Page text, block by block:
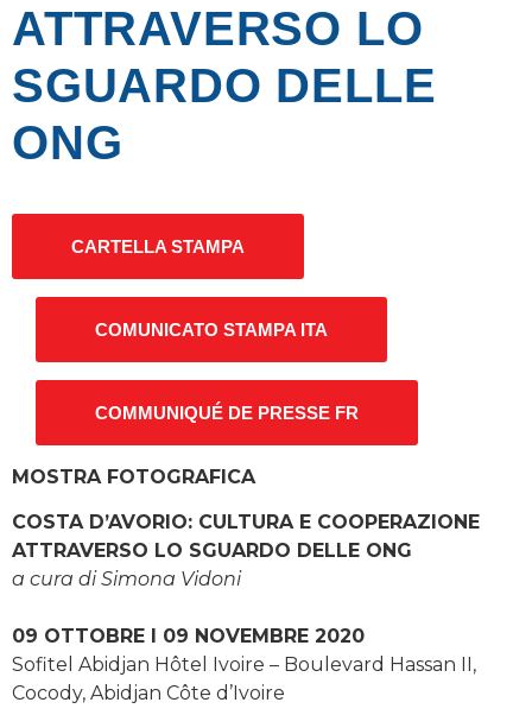
ATTRAVERSO LO
SGUARDO DELLE
ONG
CARTELLA STAMPA
COMUNICATO STAMPA ITA
COMMUNIQUÉ DE PRESSE FR
MOSTRA FOTOGRAFICA
COSTA D’AVORIO: CULTURA E COOPERAZIONE
ATTRAVERSO LO SGUARDO DELLE ONG
a cura di Simona Vidoni
09 OTTOBRE I 09 NOVEMBRE 2020
Sofitel Abidjan Hôtel Ivoire – Boulevard Hassan II,
Cocody, Abidjan Côte d’Ivoire